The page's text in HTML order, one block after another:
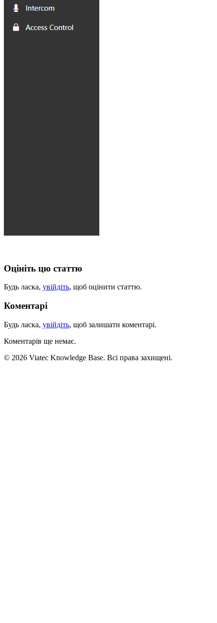
Оцініть цю статтю
Будь ласка, увійдіть, щоб оцінити статтю.
Коментарі
Будь ласка, увійдіть, щоб залишати коментарі.
Коментарів ще немає.
© 2026 Viatec Knowledge Base. Всі права захищені.